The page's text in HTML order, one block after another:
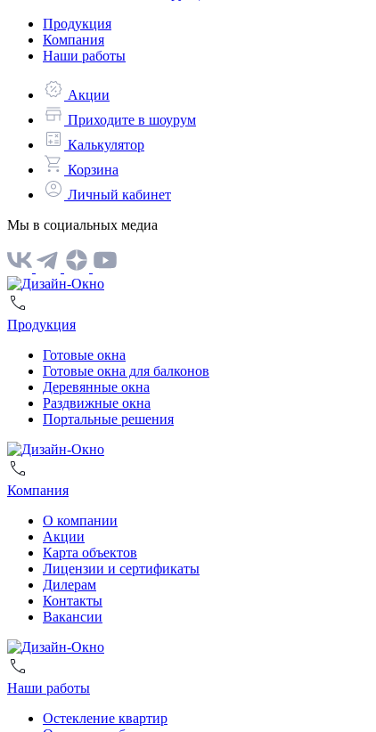
Продукция
Компания
Наши работы
Акции
Приходите в шоурум
Калькулятор
Корзина
Личный кабинет
Мы в социальных медиа
Продукция
Готовые окна
Готовые окна для балконов
Деревянные окна
Раздвижные окна
Портальные решения
Компания
О компании
Акции
Карта объектов
Лицензии и сертификаты
Дилерам
Контакты
Вакансии
Наши работы
Остекление квартир